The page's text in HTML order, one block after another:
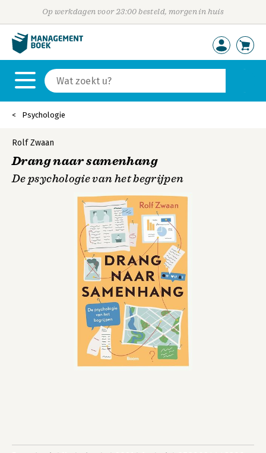
Op werkdagen voor 23:00 besteld, morgen in huis
Psychologie
Rolf Zwaan
Drang naar samenhang
De psychologie van het begrijpen